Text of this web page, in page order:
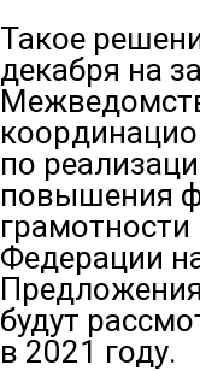
Такое
декабря на
по
повышения
Федерации
будут
в 2021 году.